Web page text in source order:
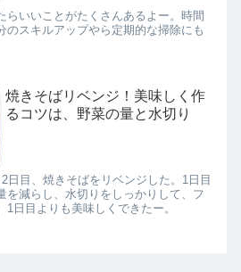
らいいことがたくさんあるよー。時間
のスキルアップやら定期的な掃除にも
焼きそばリベンジ！美味しく作
るコツは、野菜の量と水切り
日目、焼きそばをリベンジした。1日目
を減らし、水切りをしっかりして、フ
日目よりも美味しくできたー。